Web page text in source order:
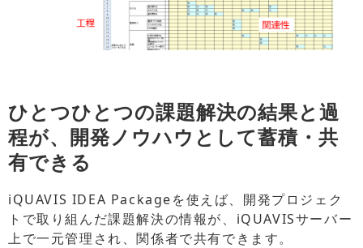
ひとつひとつの課題解決の結果と過
程が、開発ノウハウとして蓄積・共
有できる
iQUAVIS IDEA Packageを使えば、開発プロジェク
トで取り組んだ課題解決の情報が、iQUAVISサーバー
上で一元管理され、関係者で共有できます。